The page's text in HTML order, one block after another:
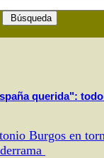
querida":
Burgos en